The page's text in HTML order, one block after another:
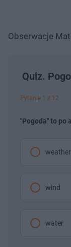
Obserwacje
Quiz.
Pytanie 1 z 12
"Pogoda" to po
weather
wind
water